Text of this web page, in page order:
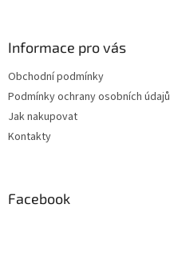
Informace pro vás
Obchodní podmínky
Podmínky ochrany osobních údajů
Jak nakupovat
Kontakty
Facebook